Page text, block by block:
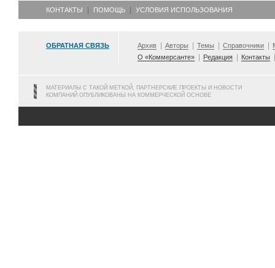
КОНТАКТЫ ПОМОЩЬ УСЛОВИЯ ИСПОЛЬЗОВАНИЯ
ОБРАТНАЯ СВЯЗЬ Архив Авторы Темы Справочники
О «Коммерсанте»
Редакция Контакты
МАТЕРИАЛЫ С ТАКОЙ МЕТКОЙ, ПАРТНЕРСКИЕ ПРОЕКТЫ И НОВОСТИ
КОМПАНИЙ ОПУБЛИКОВАНЫ НА КОММЕРЧЕСКОЙ ОСНОВЕ